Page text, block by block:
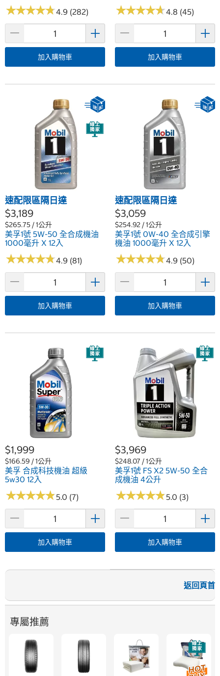
★★★★★
★★★★★4.9 (282)
加入購物車
★★★★★
★★★★★4.8 (45)
加入購物車
速配限區隔日達
$3,189
$265.75 / 1公升
美孚1號 5W-50 全合成機油
1000毫升 X 12入
★★★★★
★★★★★4.9 (81)
加入購物車
速配限區隔日達
$3,059
$254.92 / 1公升
美孚1號 0W-40 全合成引擎
機油 1000毫升 X 12入
★★★★★
★★★★★4.9 (50)
加入購物車
$1,999
$166.59 / 1公升
美孚 合成科技機油 超級
5w30 12入
★★★★★
★★★★★5.0 (7)
加入購物車
$3,969
$248.07 / 1公升
美孚1號 FS X2 5W-50 全合
成機油 4公升
★★★★★
★★★★★5.0 (3)
加入購物車
返回頁首
專屬推薦